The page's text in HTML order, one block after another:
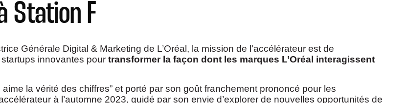
Station F
Générale Digital & Marketing de L’Oréal, la mission de l’accélérateur est de
innovantes pour transformer la façon dont les marques L’Oréal interagissent
la vérité des chiffres” et porté par son goût franchement prononcé pour les
à l’automne 2023, guidé par son envie d’explorer de nouvelles opportunités de